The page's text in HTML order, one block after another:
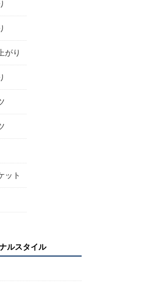
がり
ット
ルスタイル